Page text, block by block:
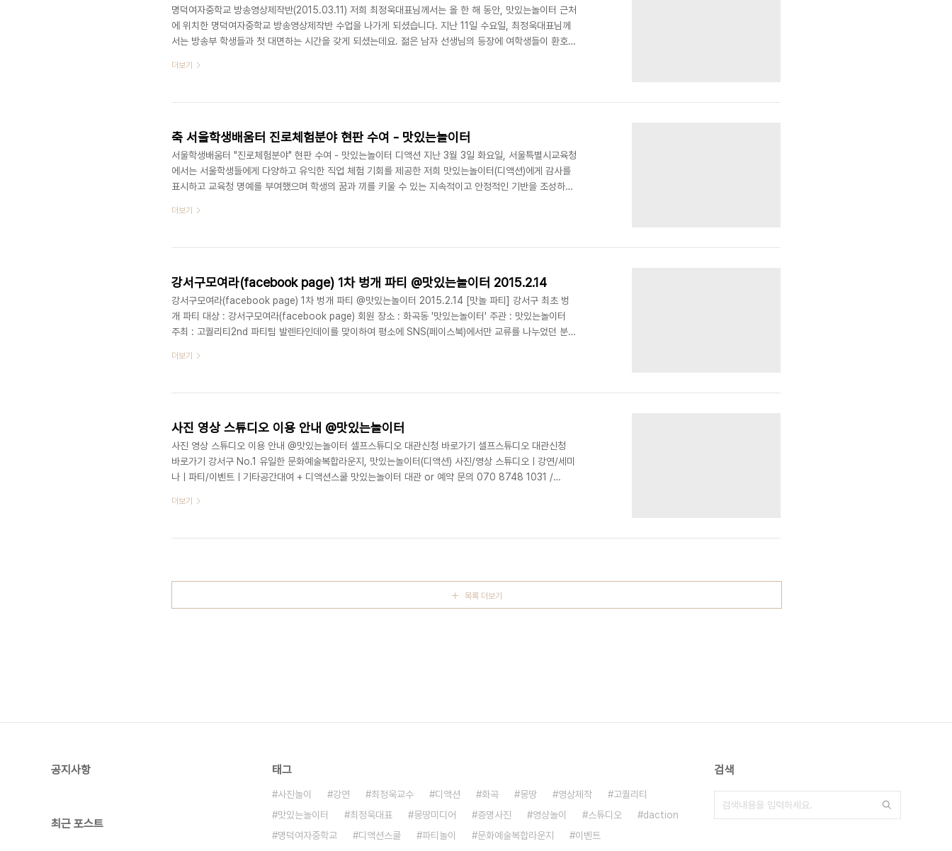
명덕여자중학교 방송영상제작반(2015.03.11) 저희 최정욱대표님께서는 올 한 해 동안, 맛있는놀이터 근처
에 위치한 명덕여자중학교 방송영상제작반 수업을 나가게 되셨습니다. 지난 11일 수요일, 최정욱대표님께
서는 방송부 학생들과 첫 대면하는 시간을 갖게 되셨는데요. 젊은 남자 선생님의 등장에 여학생들이 환호했
자 특별히 선발된 1,2,3학년 21명의 학생들이 골고루 앉아 있었습니다. 동아리 학생들이 본인들이 제작한
ceo@deliciousaction.com
더보기
축 서울학생배움터 진로체험분야 현판 수여 - 맛있는놀이터
서울학생배움터 "진로체험분야" 현판 수여 - 맛있는놀이터 디액션 지난 3월 3일 화요일, 서울특별시교육청
에서는 서울학생들에게 다양하고 유익한 직업 체험 기회를 제공한 저희 맛있는놀이터(디액션)에게 감사를
표시하고 교육청 명예를 부여했으며 학생의 꿈과 끼를 키울 수 있는 지속적이고 안정적인 기반을 조성하기
로 문화와 예술이 공존하는 곳이며, 스튜디오와 강연, 파티 및 다목적 공간대여가 가능한 건전한 놀이문화
실천하고 계십니다. 디액션스쿨 바로가기 ▷ http://www.deliciousaction.com/145..
더보기
강서구모여라(facebook page) 1차 벙개 파티 @맛있는놀이터 2015.2.14
강서구모여라(facebook page) 1차 벙개 파티 @맛있는놀이터 2015.2.14 [맛놀 파티] 강서구 최초 벙
개 파티 대상 : 강서구모여라(facebook page) 회원 장소 : 화곡동 '맛있는놀이터' 주관 : 맛있는놀이터
주최 : 고퀄리티2nd 파티팀 발렌타인데이를 맞이하여 평소에 SNS(페이스북)에서만 교류를 나누었던 분들
세미나ㅣ파티/이벤트ㅣ기타공간대여 + 디액션스쿨 (문의) 070 8748 1031 /
더보기
사진 영상 스튜디오 이용 안내 @맛있는놀이터
사진 영상 스튜디오 이용 안내 @맛있는놀이터 셀프스튜디오 대관신청 바로가기 셀프스튜디오 대관신청
바로가기 강서구 No.1 유일한 문화예술복합라운지, 맛있는놀이터(디액션) 사진/영상 스튜디오ㅣ강연/세미
나ㅣ파티/이벤트ㅣ기타공간대여 + 디액션스쿨 맛있는놀이터 대관 or 예약 문의 070 8748 1031 /
더보기
목록 더보기
공지사항
최근 포스트
태그
사진놀이 강연 최정욱교수 디액션 화곡 몽땅 영상제작
고퀄리티
맛있는놀이터
최정욱대표 몽땅미디어 증명사진 영상놀이 스튜디오
daction
명덕여자중학교
디액션스쿨 파티놀이 문화예술복합라운지
이벤트
검색